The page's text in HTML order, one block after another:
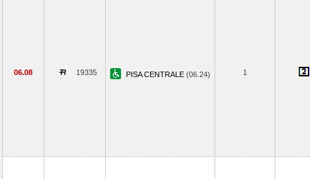
06.08 19335 PISA CENTRALE (06.24) 1